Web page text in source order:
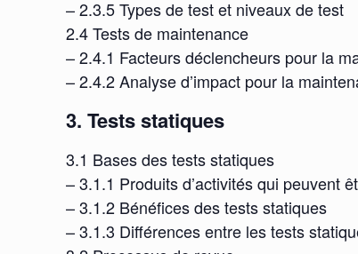
– 2.3.5 Types de test et niveaux de test
2.4 Tests de maintenance
– 2.4.1 Facteurs déclencheurs pour la
– 2.4.2 Analyse d’impact pour la
3. Tests statiques
3.1 Bases des tests statiques
– 3.1.1 Produits d’activités qui peuvent
– 3.1.2 Bénéfices des tests statiques
– 3.1.3 Différences entre les tests